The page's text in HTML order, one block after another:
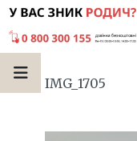
IMG_1705